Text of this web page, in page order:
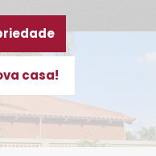
casa!